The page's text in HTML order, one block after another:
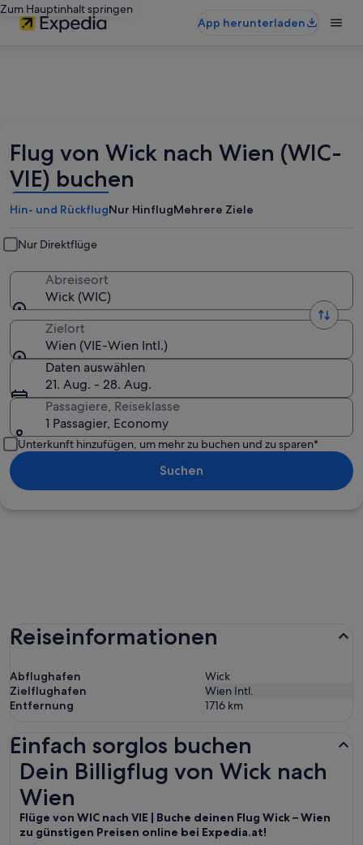
Zum Hauptinhalt springen
App herunterladen
Flug von Wick nach Wien (WIC-
VIE) buchen
Hin- und RückflugNur HinflugMehrere Ziele
Nur Direktflüge
Abreiseort
Wick (WIC)
Zielort
Wien (VIE-Wien Intl.)
Daten auswählen
21. Aug. - 28. Aug.
Passagiere, Reiseklasse
1 Passagier, Economy
Unterkunft hinzufügen, um mehr zu buchen und zu sparen*
Suchen
Reiseinformationen
Abflughafen
Wick
Zielflughafen
Wien Intl.
Entfernung
1716 km
Einfach sorglos buchen
Dein Billigflug von Wick nach
Wien
Flüge von WIC nach VIE | Buche deinen Flug Wick – Wien
zu günstigen Preisen online bei Expedia.at!
Dein Billigflug von Wick nach Wien